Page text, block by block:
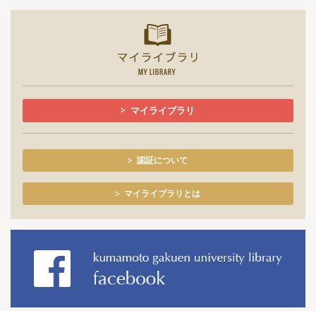
マイライブラリ
認証について
マイライブラリとは